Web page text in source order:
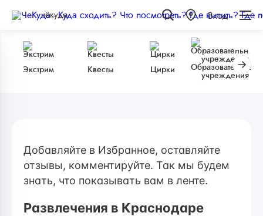
чёкуда Вход
Экстрим Квесты Цирки
Образовательные
учреждения
Добавляйте в Избранное, оставляйте
отзывы, комментируйте. Так мы будем
знать, что показывать вам в ленте.
Развлечения в Краснодаре